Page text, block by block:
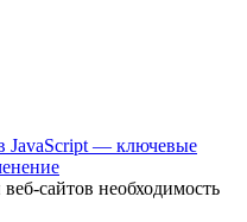
JavaScript — ключевые
сайтов необходимость